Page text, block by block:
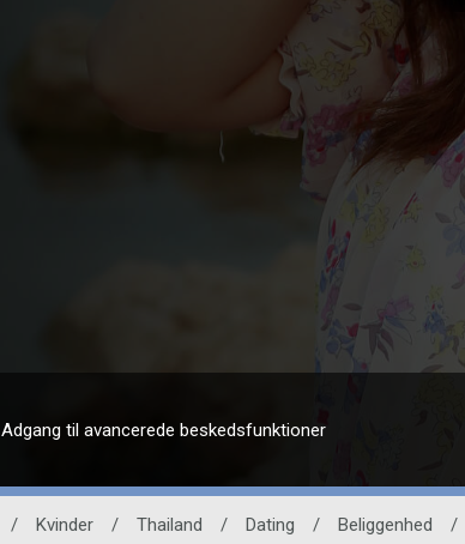
Adgang til avancerede beskedsfunktioner
/ Kvinder / Thailand / Dating / Beliggenhed /